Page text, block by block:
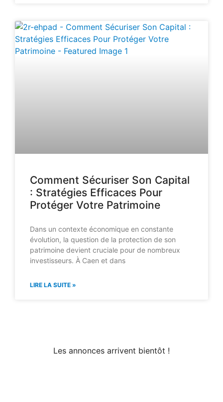
Comment Sécuriser Son Capital
: Stratégies Efficaces Pour
Protéger Votre Patrimoine
Dans un contexte économique en constante
évolution, la question de la protection de son
patrimoine devient cruciale pour de nombreux
investisseurs. À Caen et dans
LIRE LA SUITE »
Les annonces arrivent bientôt !